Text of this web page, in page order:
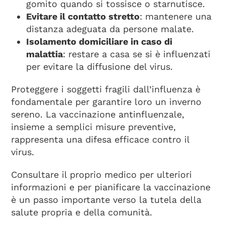
gomito quando si tossisce o starnutisce.
Evitare il contatto stretto: mantenere una
distanza adeguata da persone malate.
Isolamento domiciliare in caso di
malattia: restare a casa se si è influenzati
per evitare la diffusione del virus.
Proteggere i soggetti fragili dall’influenza è
fondamentale per garantire loro un inverno
sereno. La vaccinazione antinfluenzale,
insieme a semplici misure preventive,
rappresenta una difesa efficace contro il
virus.
Consultare il proprio medico per ulteriori
informazioni e per pianificare la vaccinazione
è un passo importante verso la tutela della
salute propria e della comunità.